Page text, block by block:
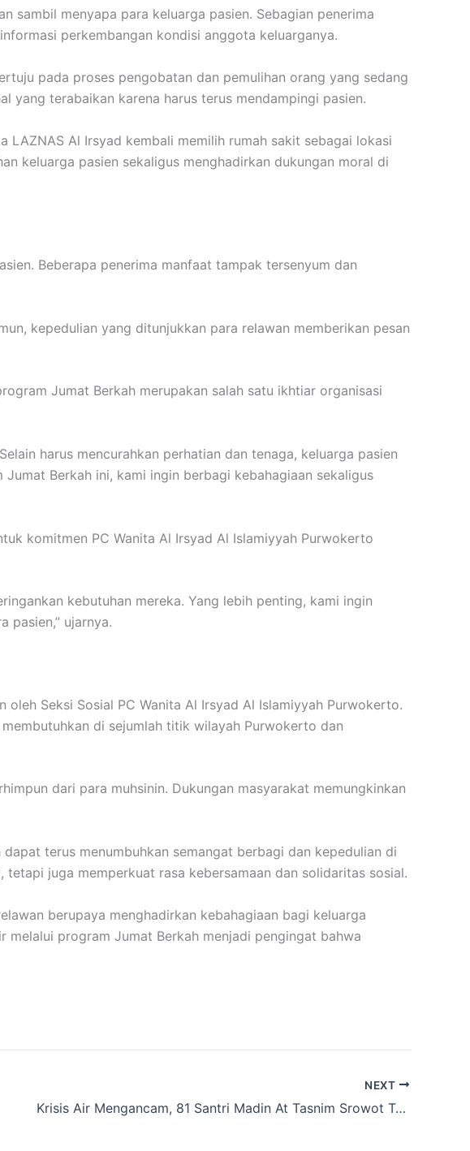
sambil menyapa para keluarga pasien. Sebagian penerima
perkembangan kondisi anggota keluarganya.
pada proses pengobatan dan pemulihan orang yang sedang
yang terabaikan karena harus terus mendampingi pasien.
Al Irsyad kembali memilih rumah sakit sebagai lokasi
keluarga pasien sekaligus menghadirkan dukungan moral di
Beberapa penerima manfaat tampak tersenyum dan
kepedulian yang ditunjukkan para relawan memberikan pesan
Jumat Berkah merupakan salah satu ikhtiar organisasi
harus mencurahkan perhatian dan tenaga, keluarga pasien
Berkah ini, kami ingin berbagi kebahagiaan sekaligus
komitmen PC Wanita Al Irsyad Al Islamiyyah Purwokerto
kebutuhan mereka. Yang lebih penting, kami ingin
pasien,” ujarnya.
Seksi Sosial PC Wanita Al Irsyad Al Islamiyyah Purwokerto.
di sejumlah titik wilayah Purwokerto dan
dari para muhsinin. Dukungan masyarakat memungkinkan
terus menumbuhkan semangat berbagi dan kepedulian di
juga memperkuat rasa kebersamaan dan solidaritas sosial.
berupaya menghadirkan kebahagiaan bagi keluarga
melalui program Jumat Berkah menjadi pengingat bahwa
NEXT
Krisis Air Mengancam, 81 Santri Madin At Tasnim Srowot Tetap Semangat Mengaji